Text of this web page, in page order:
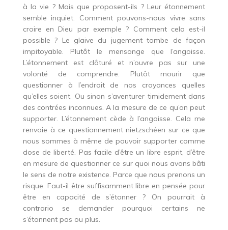
à la vie ? Mais que proposent-ils ? Leur étonnement
semble inquiet. Comment pouvons-nous vivre sans
croire en Dieu par exemple ? Comment cela est-il
possible ? Le glaive du jugement tombe de façon
impitoyable. Plutôt le mensonge que l’angoisse.
L’étonnement est clôturé et n’ouvre pas sur une
volonté de comprendre. Plutôt mourir que
questionner à l’endroit de nos croyances quelles
qu’elles soient. Ou sinon s’aventurer timidement dans
des contrées inconnues. A la mesure de ce qu’on peut
supporter. L’étonnement cède à l’angoisse. Cela me
renvoie à ce questionnement nietzschéen sur ce que
nous sommes à même de pouvoir supporter comme
dose de liberté. Pas facile d’être un libre esprit, d’être
en mesure de questionner ce sur quoi nous avons bâti
le sens de notre existence. Parce que nous prenons un
risque. Faut-il être suffisamment libre en pensée pour
être en capacité de s’étonner ? On pourrait à
contrario se demander pourquoi certains ne
s’étonnent pas ou plus.